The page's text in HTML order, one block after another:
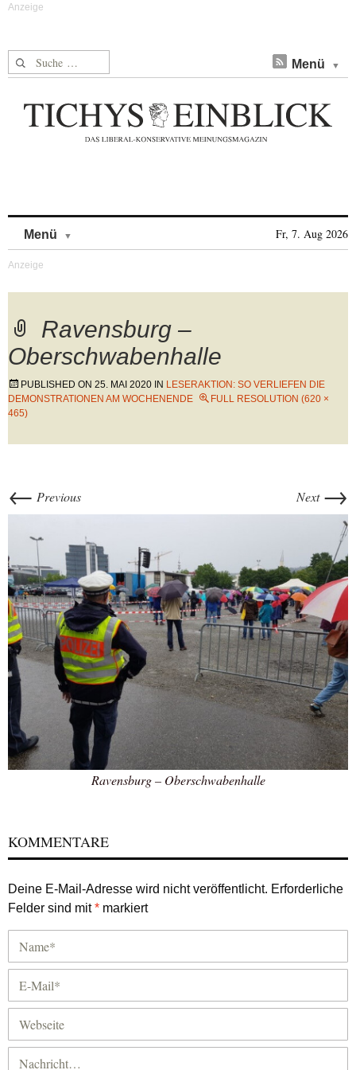
Suche nach: Menü
Menü Fr, 7. Aug 2026
Ravensburg –
Oberschwabenhalle
PUBLISHED ON 25. MAI 2020 IN LESERAKTION: SO VERLIEFEN DIE
DEMONSTRATIONEN AM WOCHENENDE
FULL RESOLUTION (620 ×
465)
← Previous Next →
Ravensburg – Oberschwabenhalle
KOMMENTARE
Deine E-Mail-Adresse wird nicht veröffentlicht. Erforderliche
Felder sind mit* markiert